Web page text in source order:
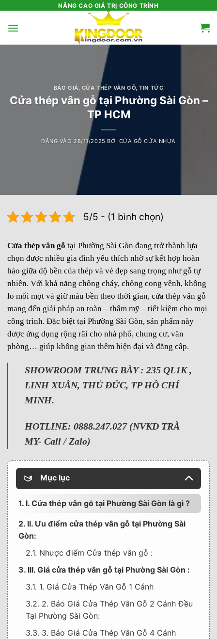
nội
NÂNG CAO GIÁ TRỊ CÔNG TRÌNH
BÁO GIÁ CỬA THÉP VÂN GỖ ,TIN TỨC
Cửa thép vân gỗ tại Phường Sài Gòn –
TP HCM
ĐĂNG VÀO 28/11/2025 BỞI CỬA GỖ CỬA NHỰA
5/5 - (1 bình chọn)
Cửa thép vân gỗ tại Phường Sài Gòn đang trở thành lựa
chọn được nhiều gia đình yêu thích nhờ sự kết hợp hoàn
hảo giữa độ bền của thép và vẻ đẹp sang trọng như gỗ tự
nhiên. Với khả năng chống cháy, chống cong vênh, không
lo mối mọt và giữ màu bền theo thời gian, cửa thép vân gỗ
mang đến giải pháp an toàn – thẩm mỹ – tiết kiệm cho mọi
công trình. Đặc biệt tại Phường Sài Gòn, sản phẩm này
được ứng dụng rộng rãi cho nhà phố, chung cư, văn
phòng… giúp không gian thêm hiện đại và đẳng cấp.
SHOWROOM TRƯNG BÀY : 235 QL1K ,
LINH XUÂN, THỦ ĐỨC, TP HỒ CHÍ
MINH.
HOTLINE: 0888.247.027 (NVKD TRÀ
MY- Call / Zalo)
Mục lục
1. I. Cửa thép vân gỗ tại Phường Sài Gòn là gì ?
2. II. Ưu điểm cửa thép vân gỗ tại Phường Sài
Gòn:
2.1. Nhược điểm Cửa thép vân gỗ :
3. III. Giá cửa thép vân gỗ tại Phường Sài Gòn :
3.1. 1. Giá Cửa Thép Vân Gỗ 1 Cánh
3.2. 2. Báo Giá Cửa Thép Vân Gỗ 2 Cánh Đều
Tại Phường Sài Gòn:
3.3. 3. Báo Giá Cửa Thép Vân Gỗ 4 Cánh